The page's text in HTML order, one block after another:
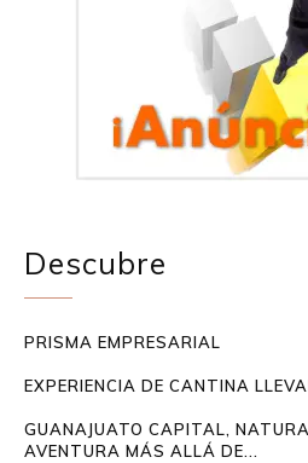
Descubre
PRISMA EMPRESARIAL
EXPERIENCIA DE CANTINA
GUANAJUATO CAPITAL,
AVENTURA MÁS ALLÁ DE...